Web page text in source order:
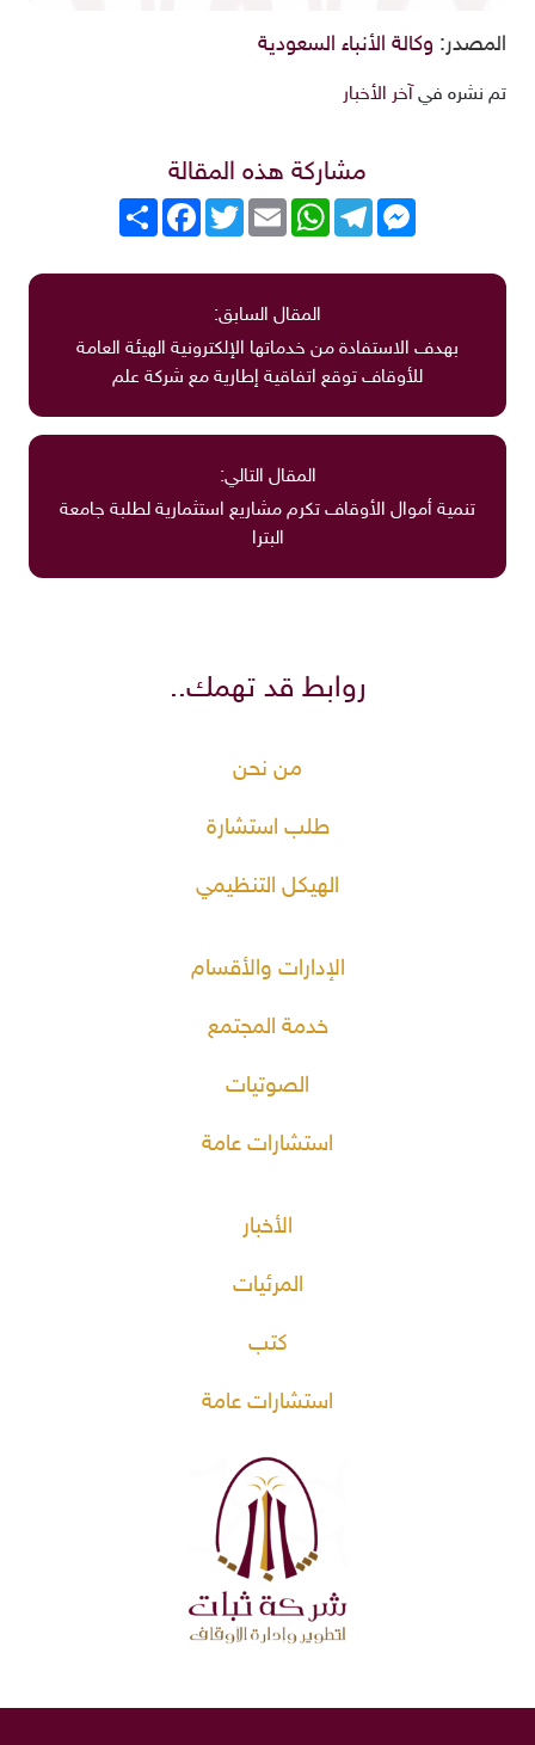
المصدر: وكالة الأنباء السعودية
تم نشره في آخر الأخبار
مشاركة هذه المقالة
انشر
FacebookTwitterEmail
WhatsAppTelegram
Messenger
المقال السابق:
بهدف الاستفادة من خدماتها الإلكترونية الهيئة العامة
للأوقاف توقع اتفاقية إطارية مع شركة علم
المقال التالي:
تنمية أموال الأوقاف تكرم مشاريع استثمارية لطلبة جامعة
البترا
روابط قد تهمك..
من نحن
طلب استشارة
الهيكل التنظيمي
الإدارات والأقسام
خدمة المجتمع
الصوتيات
استشارات عامة
الأخبار
المرئيات
كتب
استشارات عامة